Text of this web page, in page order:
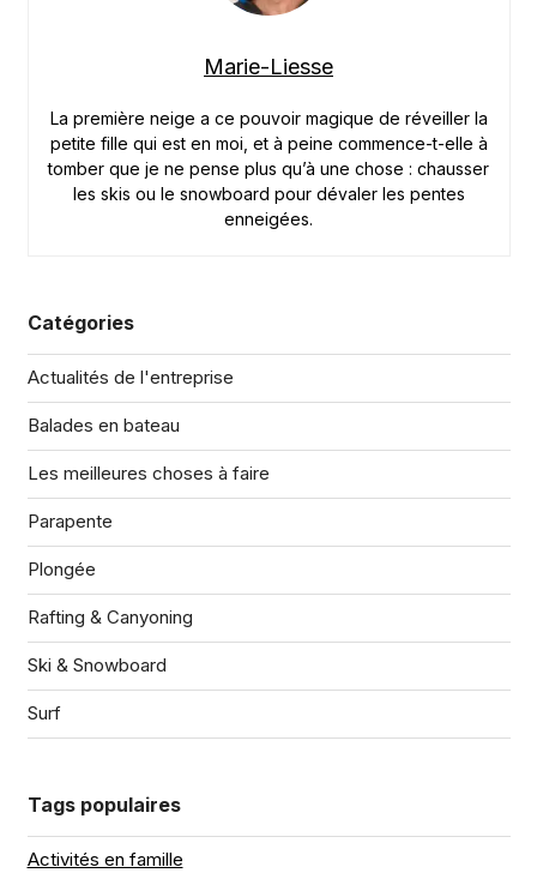
Marie-Liesse
La première neige a ce pouvoir magique de réveiller la
petite fille qui est en moi, et à peine commence-t-elle à
tomber que je ne pense plus qu’à une chose : chausser
les skis ou le snowboard pour dévaler les pentes
enneigées.
Catégories
Actualités de l'entreprise
Balades en bateau
Les meilleures choses à faire
Parapente
Plongée
Rafting & Canyoning
Ski & Snowboard
Surf
Tags populaires
Activités en famille